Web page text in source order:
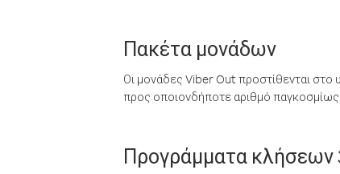
Πακέτα μονάδων
Οι μονάδες Viber Out προστίθενται
προς οποιονδήποτε αριθμό παγκοσμίως
Προγράμματα κλήσεων